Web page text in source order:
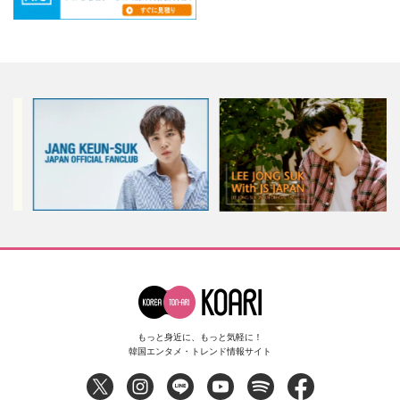
もっと身近に、もっと気軽に！
韓国エンタメ・トレンド情報サイト